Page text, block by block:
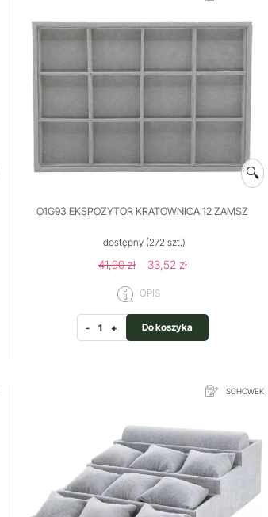
🔍
O1G93 EKSPOZYTOR KRATOWNICA 12 ZAMSZ
dostępny (272 szt.)
41,90 zł 33,52 zł
OPIS
- + Do koszyka
SCHOWEK